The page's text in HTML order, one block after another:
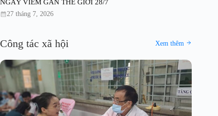
NGÀY VIÊM GAN THẾ GIỚI 28/7
27 tháng 7, 2026
Công tác xã hội Xem thêm